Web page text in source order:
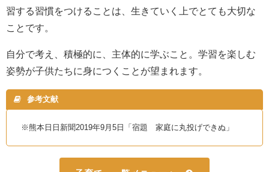
習する習慣をつけることは、生きていく上でとても大切な
ことです。
自分で考え、積極的に、主体的に学ぶこと。学習を楽しむ
姿勢が子供たちに身につくことが望まれます。
参考文献
※熊本日日新聞2019年9月5日「宿題 家庭に丸投げできぬ」